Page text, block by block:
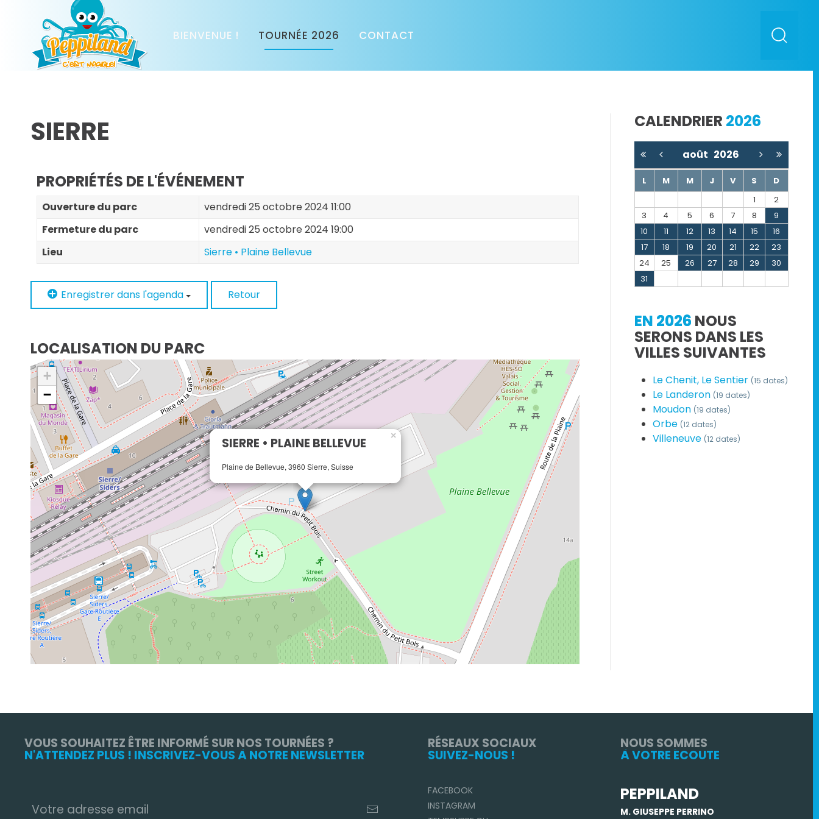
BIENVENUE ! TOURNÉE 2026 CONTACT
SIERRE
PROPRIÉTÉS DE L'ÉVÉNEMENT
Ouverture du parc
vendredi 25 octobre 2024 11:00
Fermeture du parc
vendredi 25 octobre 2024 19:00
Lieu
Sierre • Plaine Bellevue
Enregistrer dans l'agenda Retour
LOCALISATION DU PARC
SIERRE • PLAINE BELLEVUE
Plaine de Bellevue, 3960 Sierre, Suisse
×
+
−
CALENDRIER 2026
août 2026
L M M J V S
D
1
2
3
4 5 6 7 8
9
10
11 12 13 14 15
16
17
18 19 20 21 22
23
24
25 26 27 28 29
30
31
EN 2026 NOUS
SERONS DANS LES
VILLES SUIVANTES
Le Chenit, Le Sentier (15 dates)
Le Landeron (19 dates)
Moudon (19 dates)
Orbe (12 dates)
Villeneuve (12 dates)
VOUS SOUHAITEZ ÊTRE INFORMÉ SUR NOS TOURNÉES ?
N'ATTENDEZ PLUS ! INSCRIVEZ-VOUS À NOTRE NEWSLETTER
RÉSEAUX SOCIAUX
SUIVEZ-NOUS !
FACEBOOK
INSTAGRAM
NOUS SOMMES
À VOTRE ÉCOUTE
PEPPILAND
M. GIUSEPPE PERRINO